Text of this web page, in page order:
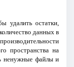
удалить остатки,
данных в
пространства на
ненужные файлы и